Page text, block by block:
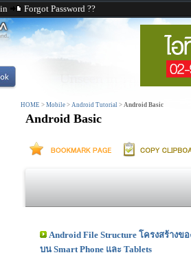
Forgot Password ??
HOME > Mobile > Android Tutorial > Android Basic
Android Basic
Android File Structure โครงสร้างข
บน Smart Phone และ Tablets